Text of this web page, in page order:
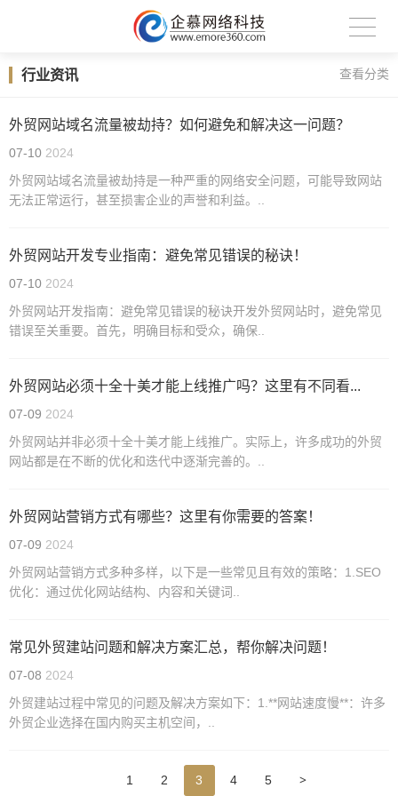
行业资讯 查看分类
外贸网站域名流量被劫持？如何避免和解决这一问题？
07-10 2024
外贸网站域名流量被劫持是一种严重的网络安全问题，可能导致网站
无法正常运行，甚至损害企业的声誉和利益。..
外贸网站开发专业指南：避免常见错误的秘诀！
07-10 2024
外贸网站开发指南：避免常见错误的秘诀开发外贸网站时，避免常见
错误至关重要。首先，明确目标和受众，确保..
外贸网站必须十全十美才能上线推广吗？这里有不同看...
07-09 2024
外贸网站并非必须十全十美才能上线推广。实际上，许多成功的外贸
网站都是在不断的优化和迭代中逐渐完善的。..
外贸网站营销方式有哪些？这里有你需要的答案！
07-09 2024
外贸网站营销方式多种多样，以下是一些常见且有效的策略：1.SEO
优化：通过优化网站结构、内容和关键词..
常见外贸建站问题和解决方案汇总，帮你解决问题！
07-08 2024
外贸建站过程中常见的问题及解决方案如下：1.**网站速度慢**：许多
外贸企业选择在国内购买主机空间，..
1 2 3 4 5 >